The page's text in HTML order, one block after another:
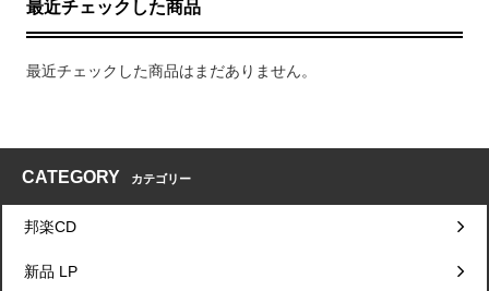
最近チェックした商品
最近チェックした商品はまだありません。
CATEGORY カテゴリー
邦楽CD
新品 LP